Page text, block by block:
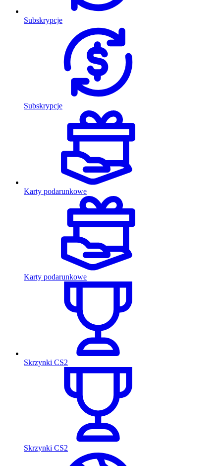
Subskrypcje
Subskrypcje
Karty podarunkowe
Karty podarunkowe
Skrzynki CS2
Skrzynki CS2